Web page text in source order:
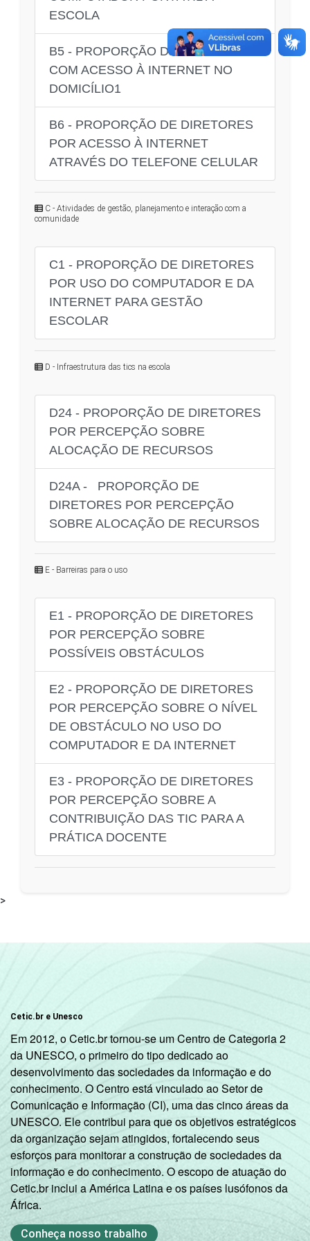
ESCOLA
B5 - PROPORÇÃO DE DIRETORES
COM ACESSO À INTERNET NO
DOMICÍLIO1
B6 - PROPORÇÃO DE DIRETORES
POR ACESSO À INTERNET
ATRAVÉS DO TELEFONE CELULAR
C - Atividades de gestão, planejamento e interação com a
comunidade
C1 - PROPORÇÃO DE DIRETORES
POR USO DO COMPUTADOR E DA
INTERNET PARA GESTÃO
ESCOLAR
D - Infraestrutura das tics na escola
D24 - PROPORÇÃO DE DIRETORES
POR PERCEPÇÃO SOBRE
ALOCAÇÃO DE RECURSOS
D24A - PROPORÇÃO DE
DIRETORES POR PERCEPÇÃO
SOBRE ALOCAÇÃO DE RECURSOS
E - Barreiras para o uso
E1 - PROPORÇÃO DE DIRETORES
POR PERCEPÇÃO SOBRE
POSSÍVEIS OBSTÁCULOS
E2 - PROPORÇÃO DE DIRETORES
POR PERCEPÇÃO SOBRE O NÍVEL
DE OBSTÁCULO NO USO DO
COMPUTADOR E DA INTERNET
E3 - PROPORÇÃO DE DIRETORES
POR PERCEPÇÃO SOBRE A
CONTRIBUIÇÃO DAS TIC PARA A
PRÁTICA DOCENTE
>
Cetic.br e Unesco
Em 2012, o Cetic.br tornou-se um Centro de Categoria 2
da UNESCO, o primeiro do tipo dedicado ao
desenvolvimento das sociedades da informação e do
conhecimento. O Centro está vinculado ao Setor de
Comunicação e Informação (CI), uma das cinco áreas da
UNESCO. Ele contribui para que os objetivos estratégicos
da organização sejam atingidos, fortalecendo seus
esforços para monitorar a construção de sociedades da
informação e do conhecimento. O escopo de atuação do
Cetic.br inclui a América Latina e os países lusófonos da
África.
Conheça nosso trabalho